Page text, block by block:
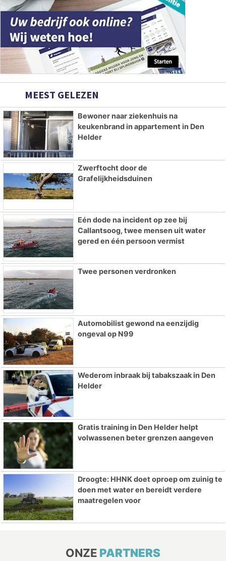
MEEST GELEZEN
Bewoner naar ziekenhuis na
keukenbrand in appartement in Den
Helder
Zwerftocht door de
Grafelijkheidsduinen
Eén dode na incident op zee bij
Callantsoog, twee mensen uit water
gered en één persoon vermist
Twee personen verdronken
Automobilist gewond na eenzijdig
ongeval op N99
Wederom inbraak bij tabakszaak in Den
Helder
Gratis training in Den Helder helpt
volwassenen beter grenzen aangeven
Droogte: HHNK doet oproep om zuinig te
doen met water en bereidt verdere
maatregelen voor
ONZE PARTNERS